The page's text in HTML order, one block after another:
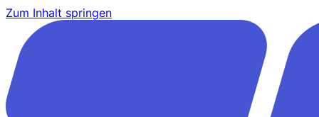
Zum Inhalt springen